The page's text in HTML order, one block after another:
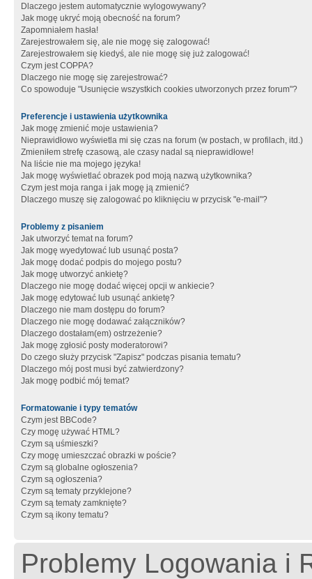
Dlaczego jestem automatycznie wylogowywany?
Jak mogę ukryć moją obecność na forum?
Zapomniałem hasła!
Zarejestrowałem się, ale nie mogę się zalogować!
Zarejestrowałem się kiedyś, ale nie mogę się już zalogować!
Czym jest COPPA?
Dlaczego nie mogę się zarejestrować?
Co spowoduje "Usunięcie wszystkich cookies utworzonych przez forum"?
Preferencje i ustawienia użytkownika
Jak mogę zmienić moje ustawienia?
Nieprawidłowo wyświetla mi się czas na forum (w postach, w profilach, itd.)
Zmieniłem strefę czasową, ale czasy nadal są nieprawidłowe!
Na liście nie ma mojego języka!
Jak mogę wyświetlać obrazek pod moją nazwą użytkownika?
Czym jest moja ranga i jak mogę ją zmienić?
Dlaczego muszę się zalogować po kliknięciu w przycisk "e-mail"?
Problemy z pisaniem
Jak utworzyć temat na forum?
Jak mogę wyedytować lub usunąć posta?
Jak mogę dodać podpis do mojego postu?
Jak mogę utworzyć ankietę?
Dlaczego nie mogę dodać więcej opcji w ankiecie?
Jak mogę edytować lub usunąć ankietę?
Dlaczego nie mam dostępu do forum?
Dlaczego nie mogę dodawać załączników?
Dlaczego dostałam(em) ostrzeżenie?
Jak mogę zgłosić posty moderatorowi?
Do czego służy przycisk "Zapisz" podczas pisania tematu?
Dlaczego mój post musi być zatwierdzony?
Jak mogę podbić mój temat?
Formatowanie i typy tematów
Czym jest BBCode?
Czy mogę używać HTML?
Czym są uśmieszki?
Czy mogę umieszczać obrazki w poście?
Czym są globalne ogłoszenia?
Czym są ogłoszenia?
Czym są tematy przyklejone?
Czym są tematy zamknięte?
Czym są ikony tematu?
Problemy Logowania i